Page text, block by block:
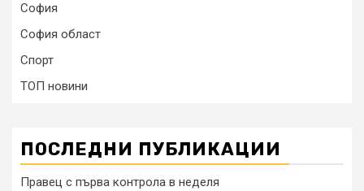
София
София област
Спорт
ТОП новини
ПОСЛЕДНИ ПУБЛИКАЦИИ
Правец с първа контрола в неделя